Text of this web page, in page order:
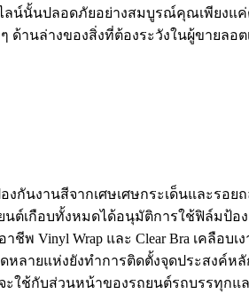
นั้นปลอดภัยอย่างสมบูรณ์คุณเพียงแ
ด้านล่างของสิ่งที่ต้องระวังในผู้ขายลอ
งานสีจากเศษเศษกระเด็นและรอย
กือบทั้งหมดได้อนุมัติการใช้ฟิล์มป้อง
Vinyl Wrap และ Clear Bra เคลือบ
ายแห่งยังทำการติดตั้งจุดประสงค์ห
ใช้กับส่วนหน้าของรถยนต์รถบรรทุก